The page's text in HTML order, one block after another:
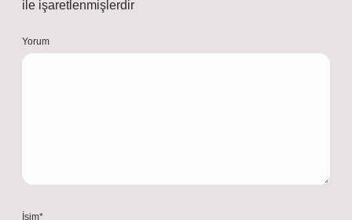
ile işaretlenmişlerdir
Yorum
İsim*